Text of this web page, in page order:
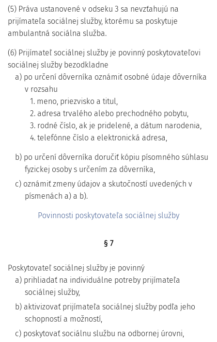
(5) Práva ustanovené v odseku 3 sa nevzťahujú na
prijímateľa sociálnej služby, ktorému sa poskytuje
ambulantná sociálna služba.
(6) Prijímateľ sociálnej služby je povinný poskytovateľovi
sociálnej služby bezodkladne
a) po určení dôverníka oznámiť osobné údaje dôverníka
v rozsahu
1. meno, priezvisko a titul,
2. adresa trvalého alebo prechodného pobytu,
3. rodné číslo, ak je pridelené, a dátum narodenia,
4. telefónne číslo a elektronická adresa,
b) po určení dôverníka doručiť kópiu písomného súhlasu
fyzickej osoby s určením za dôverníka,
c) oznámiť zmeny údajov a skutočností uvedených v
písmenách a) a b).
Povinnosti poskytovateľa sociálnej služby
§ 7
Poskytovateľ sociálnej služby je povinný
a) prihliadať na individuálne potreby prijímateľa
sociálnej služby,
b) aktivizovať prijímateľa sociálnej služby podľa jeho
schopností a možností,
c) poskytovať sociálnu službu na odbornej úrovni,